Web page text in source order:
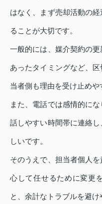
はなく、まず売却活動の
ることが大切です。
一般的には、媒介契約の
あったタイミングなど、
当者側も理由を受け止めや
また、電話では感情的に
話しやすい時間帯に連絡
しいです。
そのうえで、担当者個人
心して任せるために変更
と、余計なトラブルを避け